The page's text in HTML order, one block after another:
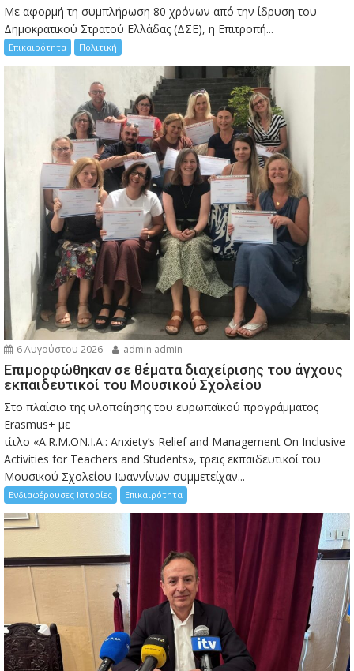
Με αφορμή τη συμπλήρωση 80 χρόνων από την ίδρυση του
Δημοκρατικού Στρατού Ελλάδας (ΔΣΕ), η Επιτροπή...
Επικαιρότητα Πολιτική
6 Αυγούστου 2026 admin admin
Eπιμορφώθηκαν σε θέματα διαχείρισης του άγχους
εκπαιδευτικοί του Μουσικού Σχολείου
Στο πλαίσιο της υλοποίησης του ευρωπαϊκού προγράμματος
Erasmus+ με
τίτλο «A.R.M.ON.I.A.: Anxiety’s Relief and Management On Inclusive
Activities for Teachers and Students», τρεις εκπαιδευτικοί του
Μουσικού Σχολείου Ιωαννίνων συμμετείχαν...
Ενδιαφέρουσες Ιστορίες Επικαιρότητα